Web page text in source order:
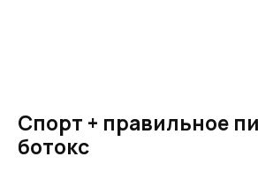
Спорт + правильное
ботокс